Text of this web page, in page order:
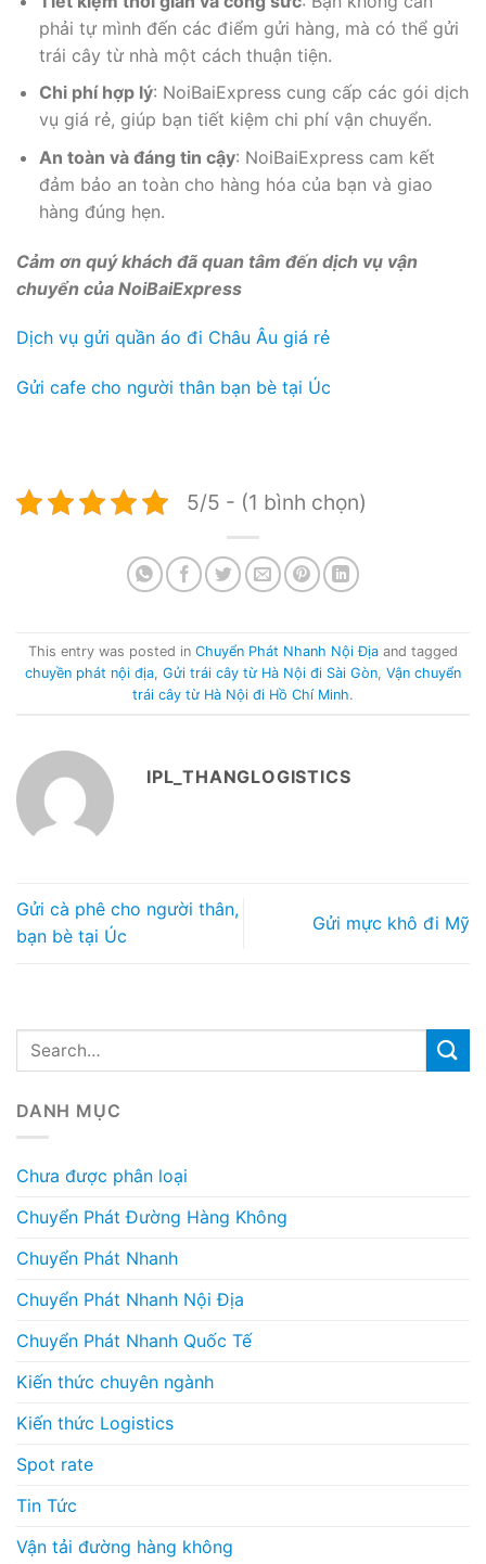
phải tự mình đến các điểm gửi hàng, mà có thể gửi
trái cây từ nhà một cách thuận tiện.
Chi phí hợp lý: NoiBaiExpress cung cấp các gói dịch
vụ giá rẻ, giúp bạn tiết kiệm chi phí vận chuyển.
An toàn và đáng tin cậy: NoiBaiExpress cam kết
đảm bảo an toàn cho hàng hóa của bạn và giao
hàng đúng hẹn.
Cảm ơn quý khách đã quan tâm đến dịch vụ vận
chuyển của NoiBaiExpress
Dịch vụ gửi quần áo đi Châu Âu giá rẻ
Gửi cafe cho người thân bạn bè tại Úc
5/5 - (1 bình chọn)
This entry was posted in Chuyển Phát Nhanh Nội Địa and tagged
chuyền phát nội địa Gửi trái cây từ Hà Nội đi Sài Gòn Vận chuyển
trái cây từ Hà Nội đi Hồ Chí Minh.
IPL_THANGLOGISTICS
Gửi cà phê cho người thân,
bạn bè tại Úc
Gửi mực khô đi Mỹ
DANH MỤC
Chưa được phân loại
Chuyển Phát Đường Hàng Không
Chuyển Phát Nhanh
Chuyển Phát Nhanh Nội Địa
Chuyển Phát Nhanh Quốc Tế
Kiến thức chuyên ngành
Kiến thức Logistics
Spot rate
Tin Tức
Vận tải đường hàng không